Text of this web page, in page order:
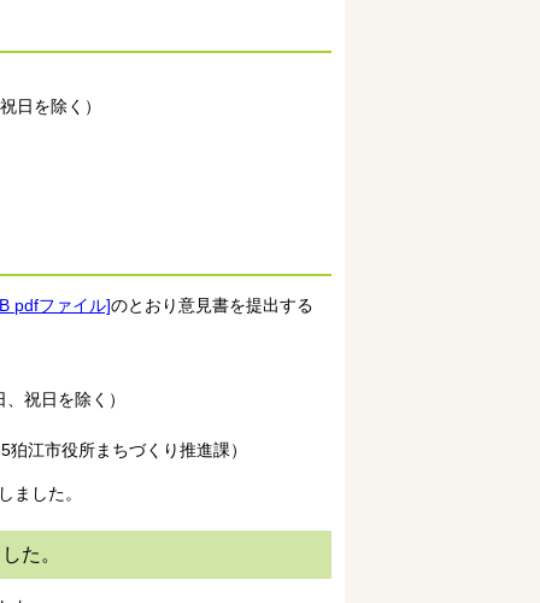
日を除く）
pdfファイル]のとおり意見書を提出する
祝日を除く）
江市役所まちづくり推進課）
ました。
た。